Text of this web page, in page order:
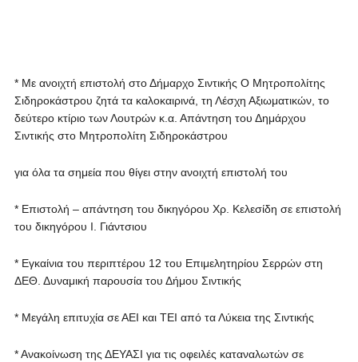
* Με ανοιχτή επιστολή στο Δήμαρχο Σιντικής Ο Μητροπολίτης
Σιδηροκάστρου ζητά τα καλοκαιρινά, τη Λέσχη Αξιωματικών, το
δεύτερο κτίριο των Λουτρών κ.α. Απάντηση του Δημάρχου
Σιντικής στο Μητροπολίτη Σιδηροκάστρου
για όλα τα σημεία που θίγει στην ανοιχτή επιστολή του
* Επιστολή – απάντηση του δικηγόρου Χρ. Κελεσίδη σε επιστολή
του δικηγόρου Ι. Γιάντσιου
* Εγκαίνια του περιπτέρου 12 του Επιμελητηρίου Σερρών στη
ΔΕΘ. Δυναμική παρουσία του Δήμου Σιντικής
* Μεγάλη επιτυχία σε ΑΕΙ και ΤΕΙ από τα Λύκεια της Σιντικής
* Ανακοίνωση της ΔΕΥΑΣΙ για τις οφειλές καταναλωτών σε